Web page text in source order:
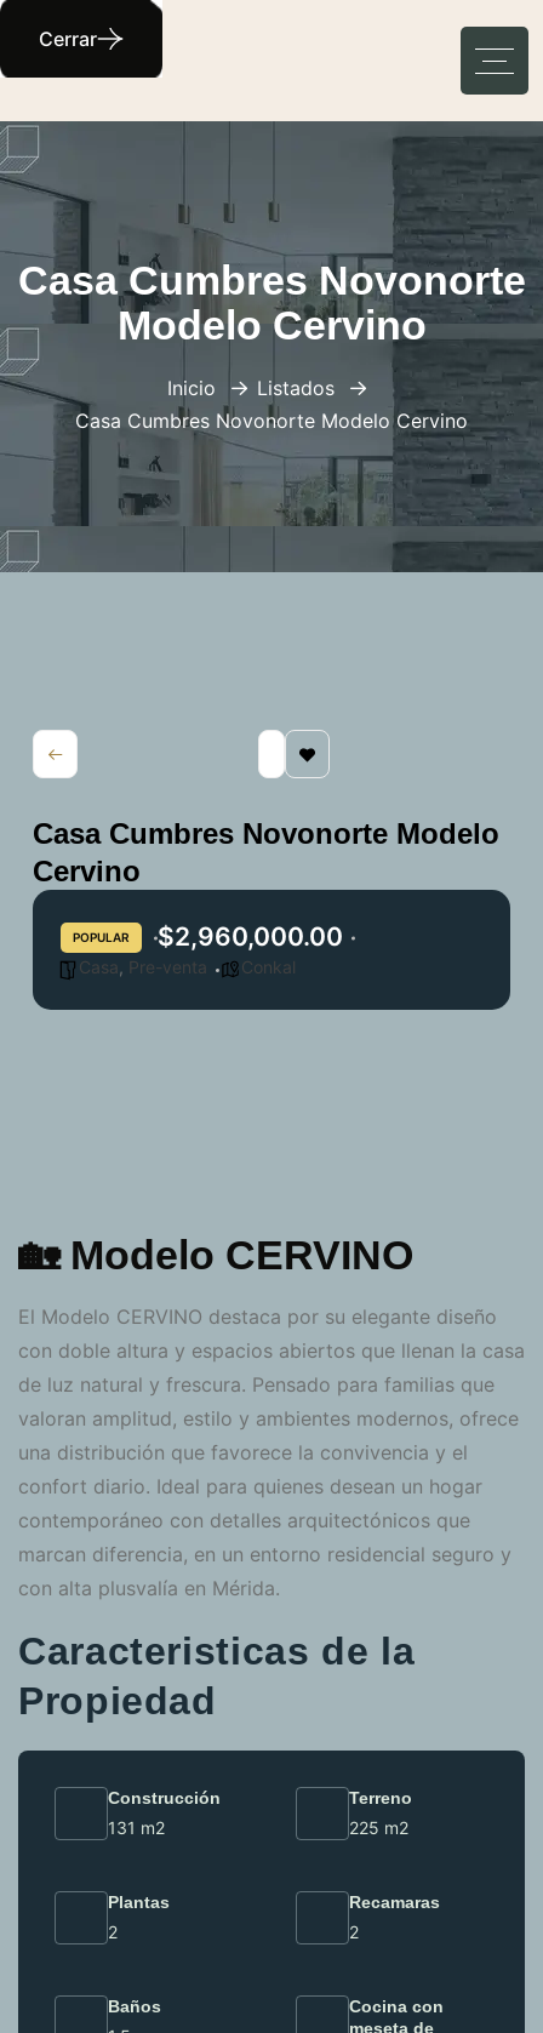
Cerrar
Casa Cumbres Novonorte
Modelo Cervino
Inicio
Listados
Casa Cumbres Novonorte Modelo Cervino
Casa Cumbres Novonorte Modelo
Cervino
POPULAR $2,960,000.00
Casa, Pre-venta Conkal
🏡 Modelo CERVINO
El Modelo CERVINO destaca por su elegante diseño
con doble altura y espacios abiertos que llenan la casa
de luz natural y frescura. Pensado para familias que
valoran amplitud, estilo y ambientes modernos, ofrece
una distribución que favorece la convivencia y el
confort diario. Ideal para quienes desean un hogar
contemporáneo con detalles arquitectónicos que
marcan diferencia, en un entorno residencial seguro y
con alta plusvalía en Mérida.
Caracteristicas de la
Propiedad
Construcción
131 m2
Terreno
225 m2
Plantas
2
Recamaras
2
Baños
Cocina con
meseta de